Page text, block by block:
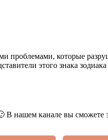
проблемами, которые
этого знака
нашем канале вы сможете